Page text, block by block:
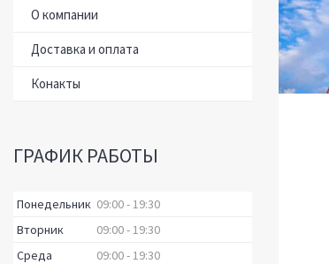
О компании
Доставка и оплата
Конакты
ГРАФИК РАБОТЫ
Понедельник 09:00 19:30
Вторник
09:00 19:30
Среда
09:00 19:30